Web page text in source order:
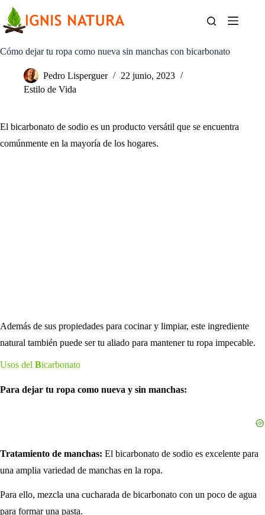
contenido
Cómo dejar tu ropa como nueva sin manchas con bicarbonato
Pedro Lisperguer
22 junio, 2023
Estilo de Vida
El bicarbonato de sodio es un producto versátil que se encuentra
comúnmente en la mayoría de los hogares.
Además de sus propiedades para cocinar y limpiar, este ingrediente
natural también puede ser tu aliado para mantener tu ropa impecable.
Usos del Bicarbonato
Para dejar tu ropa como nueva y sin manchas:
Tratamiento de manchas: El bicarbonato de sodio es excelente para
una amplia variedad de manchas en la ropa.
Para ello, mezcla una cucharada de bicarbonato con un poco de agua
para formar una pasta.